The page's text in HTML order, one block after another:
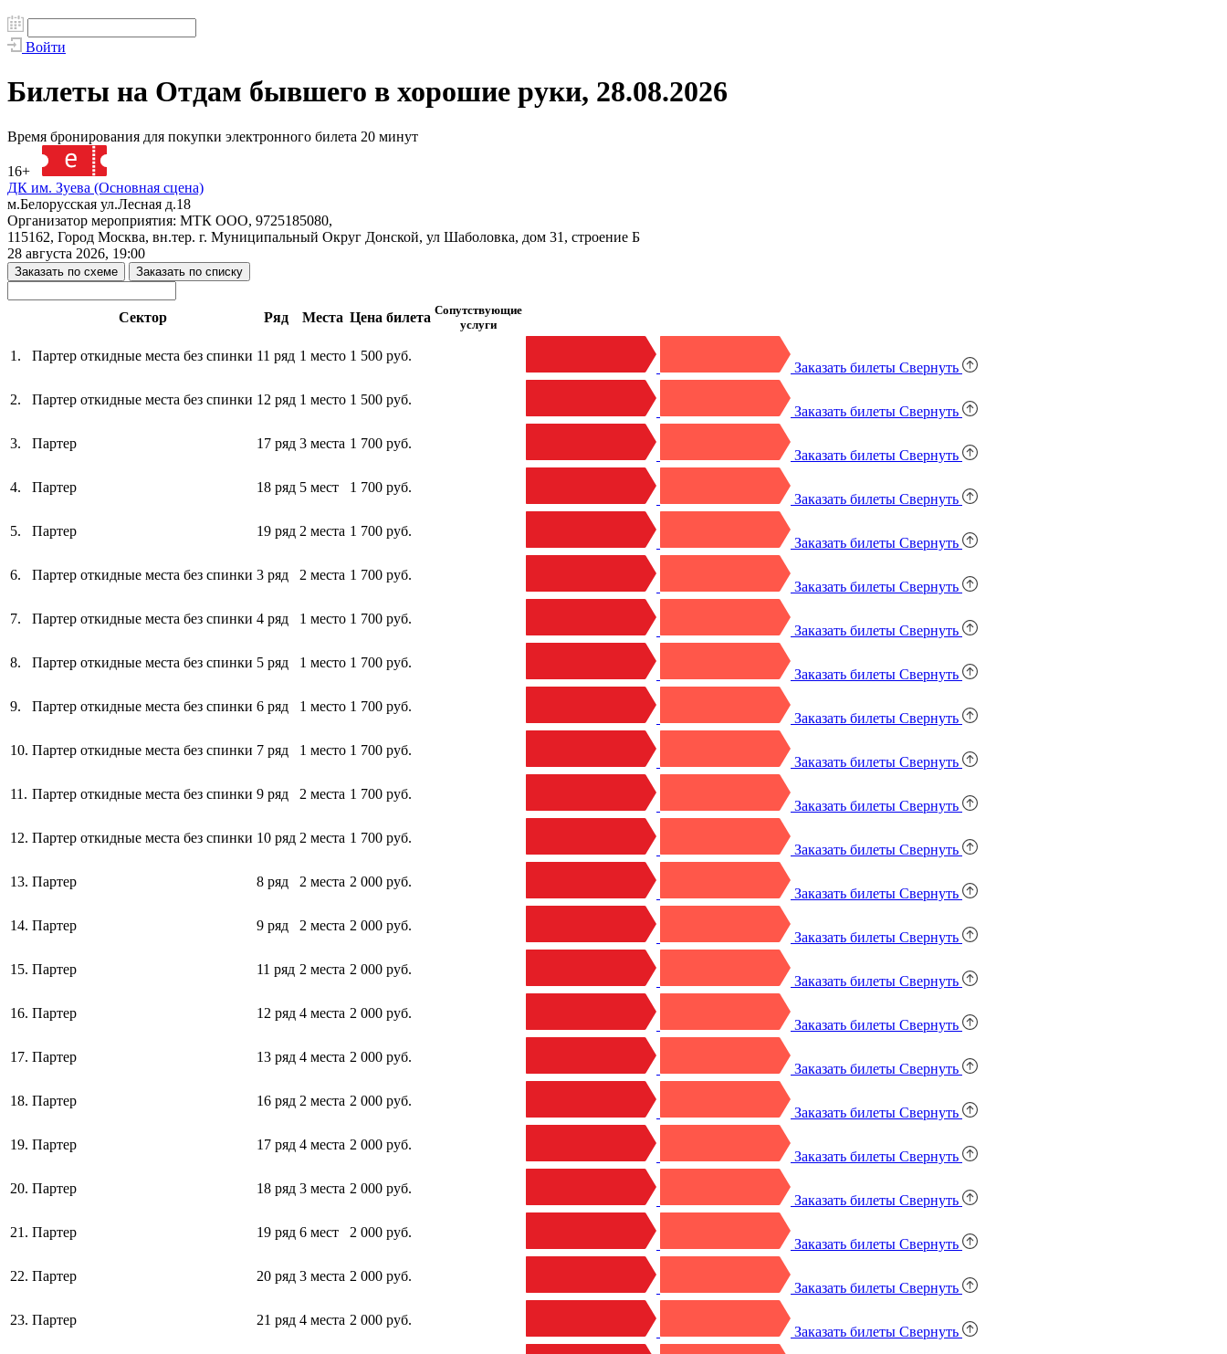
Войти
Билеты на Отдам бывшего в хорошие руки, 28.08.2026
Время бронирования для покупки электронного билета 20 минут
16+
ДК им. Зуева (Основная сцена)
м.Белорусская ул.Лесная д.18
Организатор мероприятия: МТК ООО, 9725185080,
115162, Город Москва, вн.тер. г. Муниципальный Округ Донской, ул Шаболовка, дом 31, строение Б
28 августа 2026, 19:00
Заказать по схеме Заказать по списку
Сектор Ряд Места Цена билета Сопутствующие
услуги
1. Партер откидные места без спинки 11 ряд 1 место 1 500 руб.
Заказать билеты Свернуть
2. Партер откидные места без спинки 12 ряд 1 место 1 500 руб.
Заказать билеты Свернуть
3. Партер 17 ряд 3 места 1 700 руб.
Заказать билеты Свернуть
4. Партер 18 ряд 5 мест 1 700 руб.
Заказать билеты Свернуть
5. Партер 19 ряд 2 места 1 700 руб.
Заказать билеты Свернуть
6. Партер откидные места без спинки 3 ряд 2 места 1 700 руб.
Заказать билеты Свернуть
7. Партер откидные места без спинки 4 ряд 1 место 1 700 руб.
Заказать билеты Свернуть
8. Партер откидные места без спинки 5 ряд 1 место 1 700 руб.
Заказать билеты Свернуть
9. Партер откидные места без спинки 6 ряд 1 место 1 700 руб.
Заказать билеты Свернуть
10. Партер откидные места без спинки 7 ряд 1 место 1 700 руб.
Заказать билеты Свернуть
11. Партер откидные места без спинки 9 ряд 2 места 1 700 руб.
Заказать билеты Свернуть
12. Партер откидные места без спинки 10 ряд 2 места 1 700 руб.
Заказать билеты Свернуть
13. Партер 8 ряд 2 места 2 000 руб.
Заказать билеты Свернуть
14. Партер 9 ряд 2 места 2 000 руб.
Заказать билеты Свернуть
15. Партер 11 ряд 2 места 2 000 руб.
Заказать билеты Свернуть
16. Партер 12 ряд 4 места 2 000 руб.
Заказать билеты Свернуть
17. Партер 13 ряд 4 места 2 000 руб.
Заказать билеты Свернуть
18. Партер 16 ряд 2 места 2 000 руб.
Заказать билеты Свернуть
19. Партер 17 ряд 4 места 2 000 руб.
Заказать билеты Свернуть
20. Партер 18 ряд 3 места 2 000 руб.
Заказать билеты Свернуть
21. Партер 19 ряд 6 мест 2 000 руб.
Заказать билеты Свернуть
22. Партер 20 ряд 3 места 2 000 руб.
Заказать билеты Свернуть
23. Партер 21 ряд 4 места 2 000 руб.
Заказать билеты Свернуть